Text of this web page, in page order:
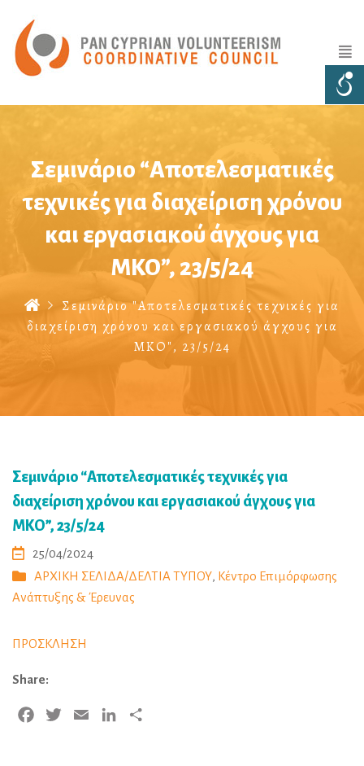
Σεμινάριο “Αποτελεσματικές
τεχνικές για διαχείριση χρόνου
και εργασιακού άγχους για
ΜΚΟ”, 23/5/24
Σεμινάριο "Αποτελεσματικές τεχνικές για
διαχείριση χρόνου και εργασιακού άγχους για
ΜΚΟ", 23/5/24
Σεμινάριο “Αποτελεσματικές τεχνικές για
διαχείριση χρόνου και εργασιακού άγχους για
ΜΚΟ”, 23/5/24
25/04/2024
ΑΡΧΙΚΗ ΣΕΛΙΔΑ/ΔΕΛΤΙΑ ΤΥΠΟΥ, Κέντρο Επιμόρφωσης
Ανάπτυξης & Έρευνας
ΠΡΟΣΚΛΗΣΗ
Share:
Facebook
Twitter Email LinkedIn